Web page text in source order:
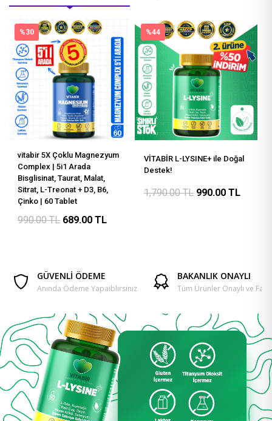
%30
vitabir 5X Çoklu Magnezyum
Complex | 5i1 Arada
Bisglisinat, Taurat, Malat,
Sitrat, L-Treonat + D3, B6,
Çinko | 60 Tablet
990.00TL 689.00TL
%44
VİTABİR L-LYSINE+ ile Doğal
Destek!
1,790.00TL 990.00 TL
GÜVENLİ ÖDEME
Anında Ödeme Yapaiblirsiniz
BAKANLIK ONAYLI
Tüm Ürünler Onaylı ve